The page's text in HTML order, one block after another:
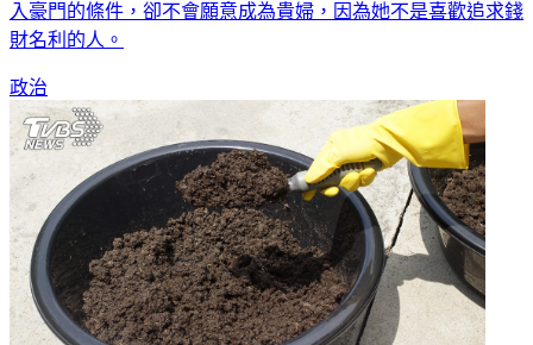
入豪門的條件，卻不會願意成為貴婦，因為她不是喜歡追求錢
財名利的人。
政治